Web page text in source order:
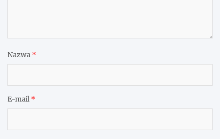
Nazwa *
E-mail *